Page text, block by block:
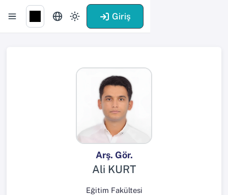
Giriş
Arş. Gör.
Ali KURT
Eğitim Fakültesi